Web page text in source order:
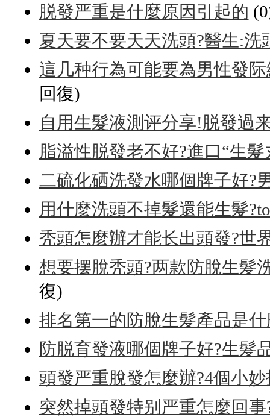
脱發严重是什麼原因引起的
夏天要不要天天洗頭?醫生:
這几种行為可能要為男性發
回復)
自用生髮液測评分享!脱發過
脂溢性脱發老不好?進口“生
二硫化硒洗發水哪個牌子好?
用什麼洗頭不掉髮還能生髮
秃頭怎麼辦才能长出頭發?世
想要摆脫秃頭?两款防脫生髮
復)
排名第一的防脫生髮產品是
防脱育發液哪個牌子好?生髮
頭發严重脫發怎麼辦?4個小
突然掉頭發特别严重怎麼回